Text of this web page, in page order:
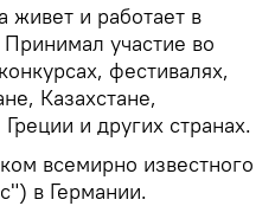
живет и работает в
участие во
фестивалях,
Казахстане,
и других странах.
всемирно известного
в Германии.